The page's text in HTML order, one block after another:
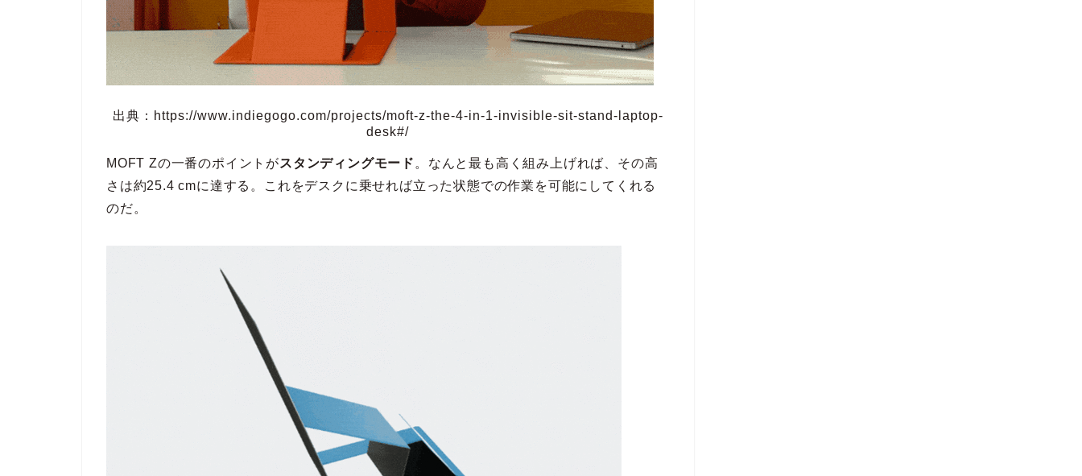
出典：https://www.indiegogo.com/projects/moft-z-the-4-in-1-invisible-sit-stand-laptop-
desk#/
MOFT Zの一番のポイントがスタンディングモード 。なんと最も高く組み上げれば、その高
さは約25.4 cmに達する。これをデスクに乗せれば立った状態での作業を可能にしてくれる
のだ。